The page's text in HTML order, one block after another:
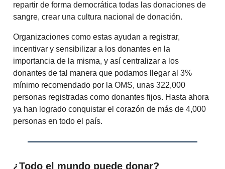
repartir de forma democrática todas las donaciones de
sangre, crear una cultura nacional de donación.
Organizaciones como estas ayudan a registrar,
incentivar y sensibilizar a los donantes en la
importancia de la misma, y así centralizar a los
donantes de tal manera que podamos llegar al 3%
mínimo recomendado por la OMS, unas 322,000
personas registradas como donantes fijos. Hasta ahora
ya han logrado conquistar el corazón de más de 4,000
personas en todo el país.
¿Todo el mundo puede donar?